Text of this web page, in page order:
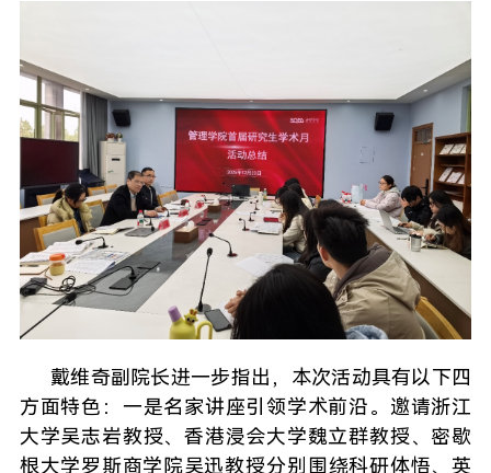
戴维奇副院长进一步指出，本次活动具有以下四
方面特色：一是名家讲座引领学术前沿。邀请浙江
大学吴志岩教授、香港浸会大学魏立群教授、密歇
根大学罗斯商学院吴迅教授分别围绕科研体悟、英